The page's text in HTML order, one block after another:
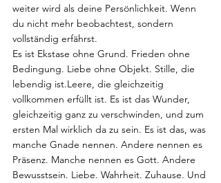
weiter wird als deine Persönlichkeit. Wenn
du nicht mehr beobachtest, sondern
vollständig erfährst.
Es ist Ekstase ohne Grund. Frieden ohne
Bedingung. Liebe ohne Objekt. Stille, die
lebendig ist.Leere, die gleichzeitig
vollkommen erfüllt ist. Es ist das Wunder,
gleichzeitig ganz zu verschwinden, und zum
ersten Mal wirklich da zu sein. Es ist das, was
manche Gnade nennen. Andere nennen es
Präsenz. Manche nennen es Gott. Andere
Bewusstsein. Liebe. Wahrheit. Zuhause. Und